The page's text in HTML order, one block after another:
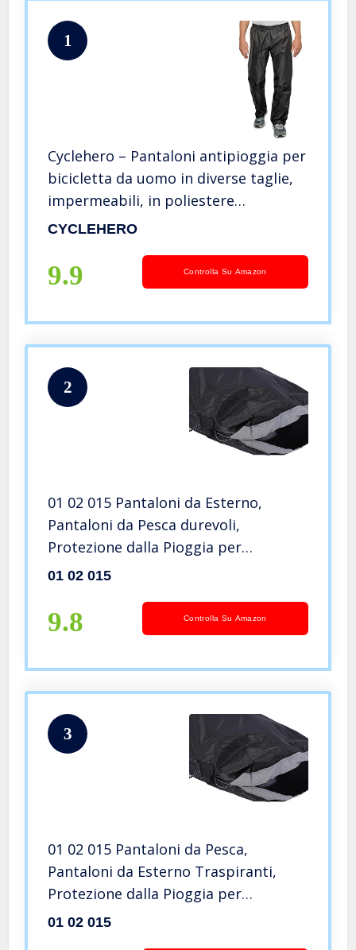
1
Cyclehero – Pantaloni antipioggia per
bicicletta da uomo in diverse taglie,
impermeabili, in poliestere
antistrappo con elementi riflettenti,
Nero , S
CYCLEHERO
9.9 Controlla Su Amazon
2
01 02 015 Pantaloni da Esterno,
Pantaloni da Pesca durevoli,
Protezione dalla Pioggia per
Escursionismo, Passeggiate, Pesca in
01 02 015
9.8 Controlla Su Amazon
3
01 02 015 Pantaloni da Pesca,
Pantaloni da Esterno Traspiranti,
Protezione dalla Pioggia per
Escursioni in Bicicletta all’aperto,
01 02 015